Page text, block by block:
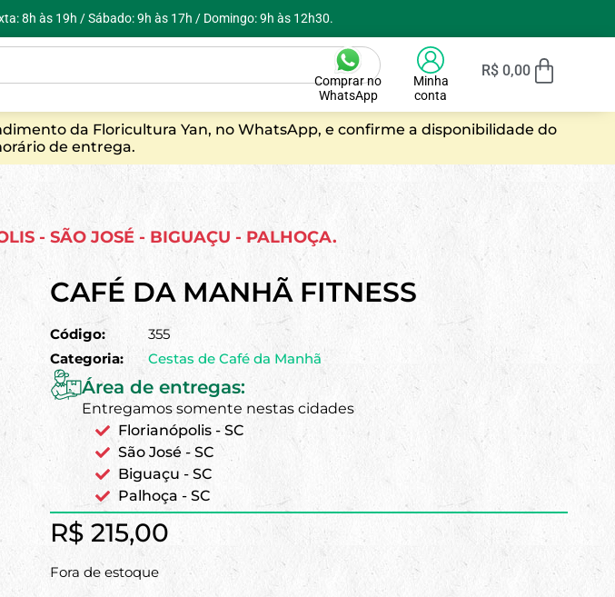
8h às 19h / Sábado: 9h às 17h / Domingo: 9h às 12h30.
Comprar no
WhatsApp
Minha
conta
R$ 0,00
da Floricultura Yan, no WhatsApp, e confirme a disponibilidade do
de entrega.
- SÃO JOSÉ - BIGUAÇU - PALHOÇA.
CAFÉ DA MANHÃ FITNESS
Código:
355
Categoria:
Cestas de Café da Manhã
Área de entregas:
Entregamos somente nestas cidades
Florianópolis - SC
São José - SC
Biguaçu - SC
Palhoça - SC
R$ 215,00
Fora de estoque